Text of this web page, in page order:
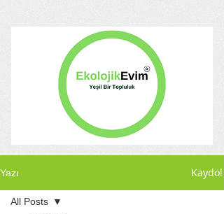
Yazı Kaydol
All Posts